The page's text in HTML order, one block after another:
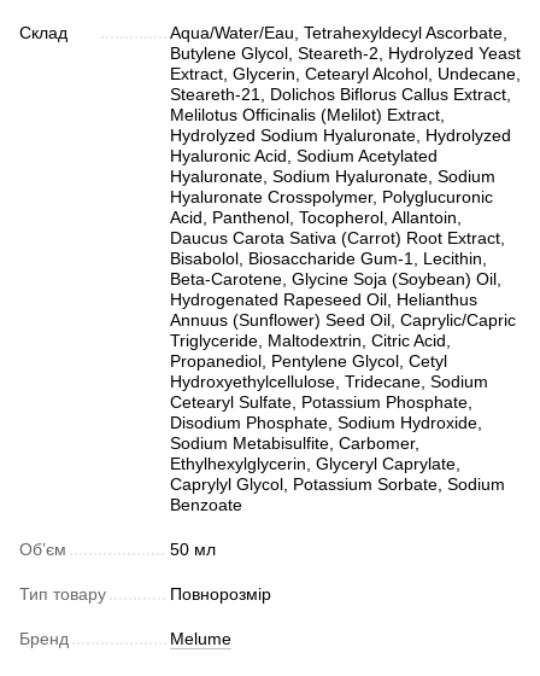
Склад
Aqua/Water/Eau, Tetrahexyldecyl Ascorbate,
Butylene Glycol, Steareth-2, Hydrolyzed Yeast
Extract, Glycerin, Cetearyl Alcohol, Undecane,
Steareth-21, Dolichos Biflorus Callus Extract,
Melilotus Officinalis (Melilot) Extract,
Hydrolyzed Sodium Hyaluronate, Hydrolyzed
Hyaluronic Acid, Sodium Acetylated
Hyaluronate, Sodium Hyaluronate, Sodium
Hyaluronate Crosspolymer, Polyglucuronic
Acid, Panthenol, Tocopherol, Allantoin,
Daucus Carota Sativa (Carrot) Root Extract,
Bisabolol, Biosaccharide Gum-1, Lecithin,
Beta-Carotene, Glycine Soja (Soybean) Oil,
Hydrogenated Rapeseed Oil, Helianthus
Annuus (Sunflower) Seed Oil, Caprylic/Capric
Triglyceride, Maltodextrin, Citric Acid,
Propanediol, Pentylene Glycol, Cetyl
Hydroxyethylcellulose, Tridecane, Sodium
Cetearyl Sulfate, Potassium Phosphate,
Disodium Phosphate, Sodium Hydroxide,
Sodium Metabisulfite, Carbomer,
Ethylhexylglycerin, Glyceryl Caprylate,
Caprylyl Glycol, Potassium Sorbate, Sodium
Benzoate
Обʼєм 50 мл
Тип товару Повнорозмір
Бренд Melume